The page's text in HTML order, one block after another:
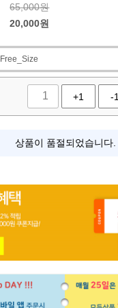
65,000원
20,000원
Free_Size
+1 -1
상품이 품절되었습니다.